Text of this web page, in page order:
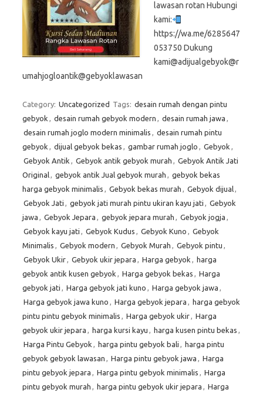
lawasan rotan Hubungi
kami:
https://wa.me/6285647
053750 Dukung
kami@adijualgebyok@r
umahjogloantik@gebyoklawasan
Category: Uncategorized Tags: desain rumah dengan pintu
gebyok , desain rumah gebyok modern , desain rumah jawa ,
desain rumah joglo modern minimalis , desain rumah pintu
gebyok , dijual gebyok bekas , gambar rumah joglo , Gebyok ,
Gebyok Antik , Gebyok antik gebyok murah , Gebyok Antik Jati
Original, gebyok antik Jual gebyok murah , gebyok bekas
harga gebyok minimalis , Gebyok bekas murah , Gebyok dijual,
Gebyok Jati , gebyok jati murah pintu ukiran kayu jati , Gebyok
jawa , Gebyok Jepara , gebyok jepara murah , Gebyok jogja ,
Gebyok kayu jati , Gebyok Kudus , Gebyok Kuno , Gebyok
Minimalis , Gebyok modern , Gebyok Murah , Gebyok pintu ,
Gebyok Ukir, Gebyok ukir jepara , Harga gebyok , harga
gebyok antik kusen gebyok , Harga gebyok bekas , Harga
gebyok jati , Harga gebyok jati kuno , Harga gebyok jawa ,
Harga gebyok jawa kuno , Harga gebyok jepara , harga gebyok
pintu pintu gebyok minimalis , Harga gebyok ukir, Harga
gebyok ukir jepara , harga kursi kayu , harga kusen pintu bekas ,
Harga Pintu Gebyok , harga pintu gebyok bali , harga pintu
gebyok gebyok lawasan , Harga pintu gebyok jawa , Harga
pintu gebyok jepara , Harga pintu gebyok minimalis , Harga
pintu gebyok murah , harga pintu gebyok ukir jepara , Harga